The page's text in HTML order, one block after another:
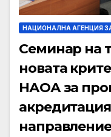
НАЦИОНАЛНА АГЕНЦИЯ
Семинар на
новата
НАОА за